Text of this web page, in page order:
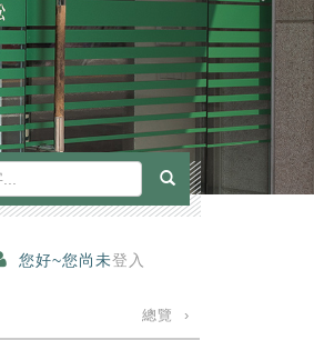
您好~您尚未登入
總覽 ›